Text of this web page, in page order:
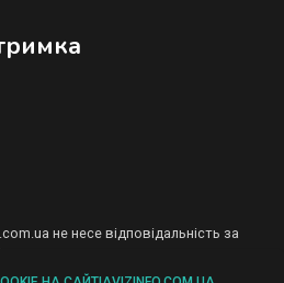
не несе відповідальність за